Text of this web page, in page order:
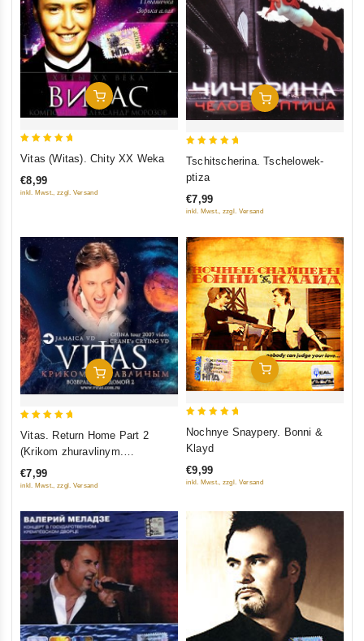
In Den Warenkorb
out of 5
Vitas (Witas). Chity XX Weka
€8,99
inkl. Mwst., zzgl. Versand
In Den Warenkorb
Tschitscherina. Tschelowek-
ptiza
€7,99
inkl. Mwst., zzgl. Versand
In Den Warenkorb
Vitas. Return Home Part 2
(Krikom zhuravlinym.
Vozvraschenie domoj 2)
€7,99
inkl. Mwst., zzgl. Versand
In Den Warenkorb
out of 5
Nochnye Snaypery. Bonni &
Klayd
€9,99
inkl. Mwst., zzgl. Versand